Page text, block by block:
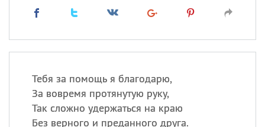
Тебя за помощь я благодарю,
За вовремя протянутую руку,
Так сложно удержаться на краю
Без верного и преданного друга.